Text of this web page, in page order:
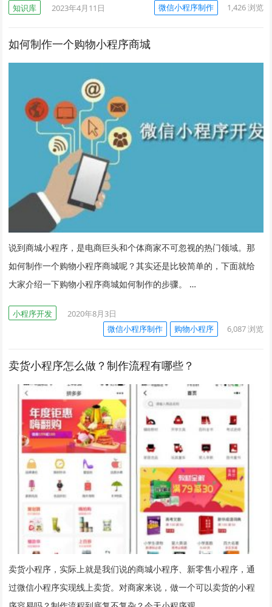
知识库 2023年4月11日 微信小程序制作 1,426浏览
如何制作一个购物小程序商城
说到商城小程序，是电商巨头和个体商家不可忽视的热门领域。那
如何制作一个购物小程序商城呢？其实还是比较简单的，下面就给
大家介绍一下购物小程序商城如何制作的步骤。 …
小程序开发
2020年8月3日
微信小程序制作
购物小程序 6,087浏览
卖货小程序怎么做？制作流程有哪些？
卖货小程序，实际上就是我们说的商城小程序、新零售小程序，通
过微信小程序实现线上卖货。对商家来说，做一个可以卖货的小程